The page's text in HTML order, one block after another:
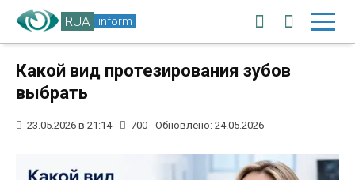
RUA inform
Какой вид протезирования зубов
выбрать
23.05.2026 в 21:14 700 Обновлено: 24.05.2026